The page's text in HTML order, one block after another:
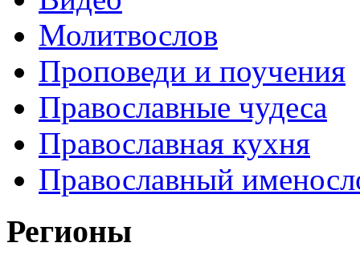
Молитвослов
Проповеди и поучения
Православные чудеса
Православная кухня
Православный
Регионы